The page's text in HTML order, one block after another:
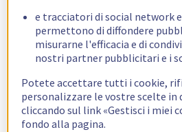
e tracciatori di social network
permettono di diffondere
misurarne l'efficacia e di
nostri partner pubblicitari e i
Potete accettare tutti i cookie,
personalizzare le vostre scelte in
cliccando sul link «Gestisci i miei
fondo alla pagina.